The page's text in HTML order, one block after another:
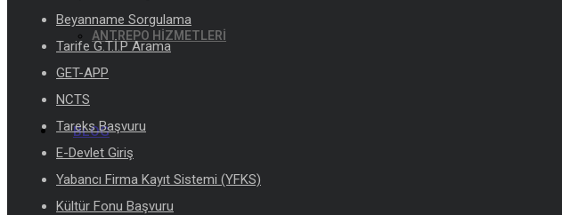
ANTREPO HİZMETLERİ
BLOG
Beyanname Sorgulama
Tarife G.T.İ.P Arama
GET-APP
NCTS
Tareks Başvuru
E-Devlet Giriş
Yabancı Firma Kayıt Sistemi (YFKS)
Kültür Fonu Başvuru